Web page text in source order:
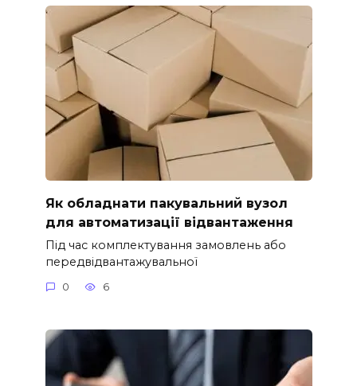
Як обладнати пакувальний вузол
для автоматизації відвантаження
Під час комплектування замовлень або
передвідвантажувальної
0 6